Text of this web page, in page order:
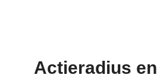
Actieradius